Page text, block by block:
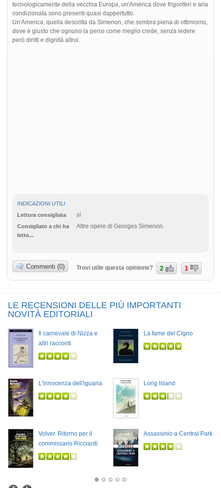
tecnologicamente della vecchia Europa, un'America dove frigoriferi e aria
condizionata sono presenti quasi dappertutto.
Un'America, quella descritta da Simenon, che sembra piena di ottimismo,
dove è giusto che ognuno la pensi come meglio crede, senza ledere
però diritti e dignità altrui.
INDICAZIONI UTILI
Lettura consigliata
sì
Consigliato a chi ha
letto...
Altre opere di Georges Simenon.
Commenti (0) Trovi utile questa opinione? 2 1
LE RECENSIONI DELLE PIÙ IMPORTANTI
NOVITÀ EDITORIALI
Il carnevale di Nizza e
altri racconti
La fame del Cigno
L'innocenza dell'iguana Long Island
Volver. Ritorno per il
commissario Ricciardi
Assassinio a Central Park